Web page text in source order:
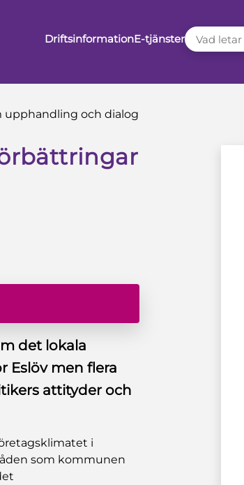
DriftsinformationE-tjänster
VAD LETAR
upphandling och dialog
det lokala
Eslöv men flera
attityder och
i
som kommunen